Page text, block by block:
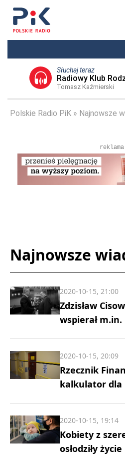
Słuchaj teraz
Radiowy Klub
Tomasz Kaźmierski
Polskie Radio PiK Najnowsze
reklama
Najnowsze
Zdzisław
wspierał
2020-10-15, 21:00
Rzecznik
kalkulator dla
2020-10-15, 20:09
Kobiety z
osłodziły
2020-10-15, 19:14